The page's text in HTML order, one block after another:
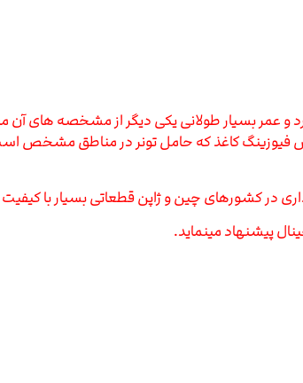
دارد و عمر بسیار طولانی یکی دیگر از مشخصه های آن
کاغذ که حامل تونر در مناطق مشخص است
در کشورهای چین و ژاپن قطعاتی بسیار با
پیشنهاد مینماید.